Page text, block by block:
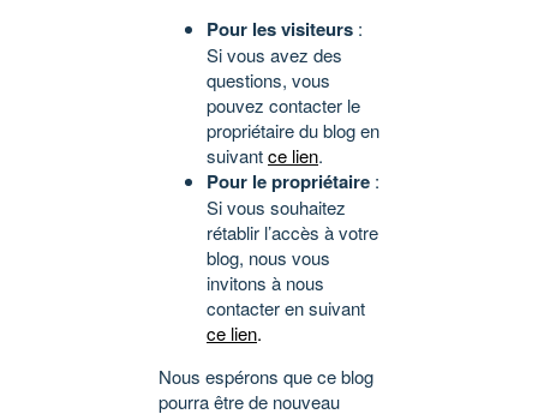
Pour les visiteurs :
Si vous avez des
questions, vous
pouvez contacter le
propriétaire du blog en
suivantce lien.
Pour le propriétaire :
Si vous souhaitez
rétablir l’accès à votre
blog, nous vous
invitons à nous
contacter en suivant
ce lien.
Nous espérons que ce blog
pourra être de nouveau